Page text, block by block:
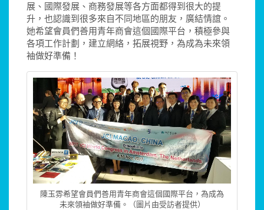
展、國際發展、商務發展等各方面都得到很大的提
升，也認識到很多來自不同地區的朋友，廣結情誼。
她希望會員們善用青年商會這個國際平台，積極參與
各項工作計劃，建立網絡，拓展視野，為成為未來領
袖做好準備！
陳玉雰希望會員們善用青年商會這個國際平台，為成為
未來領袖做好準備。（圖片由受訪者提供）